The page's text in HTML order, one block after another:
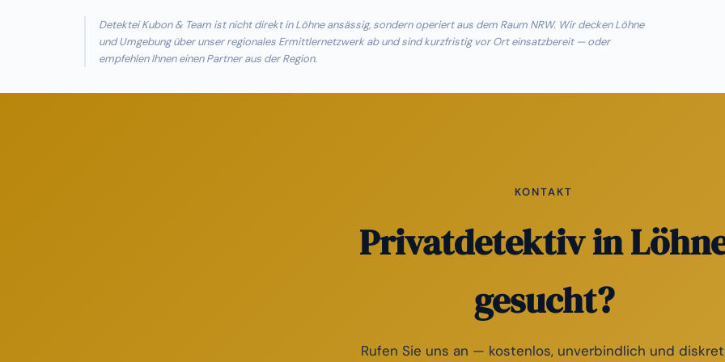
Detektei Kubon & Team ist nicht direkt in Löhne ansässig, sondern operiert aus dem Raum NRW. Wir decken Löhne
und Umgebung über unser regionales Ermittlernetzwerk ab und sind kurzfristig vor Ort einsatzbereit — oder
empfehlen Ihnen einen Partner aus der Region.
KONTAKT
Privatdetektiv in
gesucht?
Rufen Sie uns an — kostenlos, unverbindlich und